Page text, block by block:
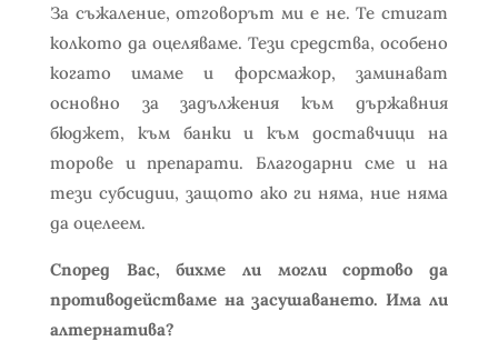
За съжаление, отговорът ми е не. Те стигат
колкото да оцеляваме. Тези средства, особено
когато имаме и форсмажор, заминават
основно за задължения към държавния
бюджет, към банки и към доставчици на
торове и препарати. Благодарни сме и на
тези субсидии, защото ако ги няма, ние няма
да оцелеем.
Според Вас, бихме ли могли сортово да
противодействаме на засушаването. Има ли
алтернатива?